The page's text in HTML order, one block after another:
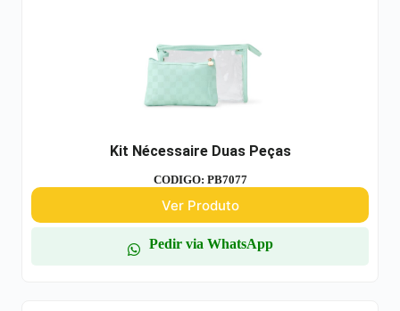
Kit Nécessaire Duas Peças
CODIGO: PB7077
Ver Produto
Pedir via WhatsApp